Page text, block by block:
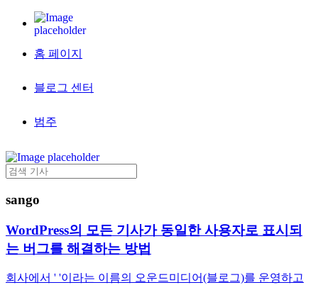
홈 페이지
블로그 센터
범주
sango
WordPress의 모든 기사가 동일한 사용자로 표시되
는 버그를 해결하는 방법
회사에서 ' '이라는 이름의 오운드미디어(블로그)를 운영하고